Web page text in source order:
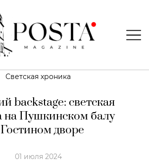
Светская хроника
backstage: светская
на Пушкинском балу
дворе
01 июля 2024